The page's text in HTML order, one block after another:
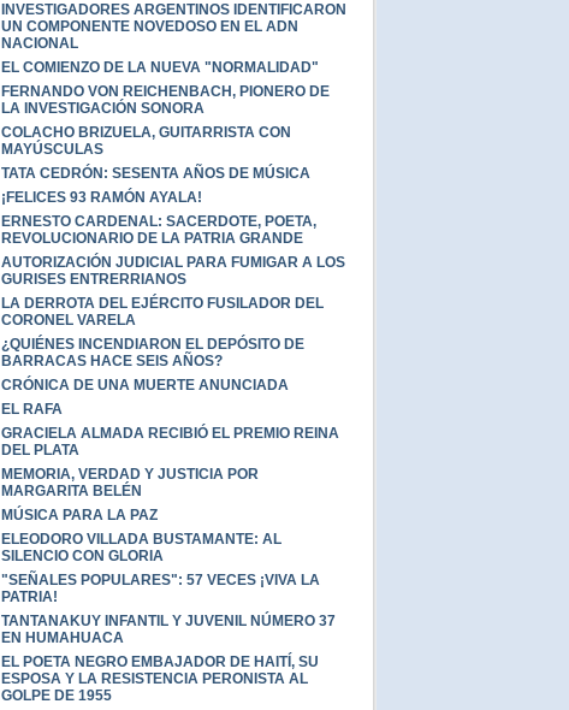
INVESTIGADORES ARGENTINOS IDENTIFICARON
UN COMPONENTE NOVEDOSO EN EL ADN
NACIONAL
EL COMIENZO DE LA NUEVA "NORMALIDAD"
FERNANDO VON REICHENBACH, PIONERO DE
LA INVESTIGACIÓN SONORA
COLACHO BRIZUELA, GUITARRISTA CON
MAYÚSCULAS
TATA CEDRÓN: SESENTA AÑOS DE MÚSICA
¡FELICES 93 RAMÓN AYALA!
ERNESTO CARDENAL: SACERDOTE, POETA,
REVOLUCIONARIO DE LA PATRIA GRANDE
AUTORIZACIÓN JUDICIAL PARA FUMIGAR A LOS
GURISES ENTRERRIANOS
LA DERROTA DEL EJÉRCITO FUSILADOR DEL
CORONEL VARELA
¿QUIÉNES INCENDIARON EL DEPÓSITO DE
BARRACAS HACE SEIS AÑOS?
CRÓNICA DE UNA MUERTE ANUNCIADA
EL RAFA
GRACIELA ALMADA RECIBIÓ EL PREMIO REINA
DEL PLATA
MEMORIA, VERDAD Y JUSTICIA POR
MARGARITA BELÉN
MÚSICA PARA LA PAZ
ELEODORO VILLADA BUSTAMANTE: AL
SILENCIO CON GLORIA
"SEÑALES POPULARES": 57 VECES ¡VIVA LA
PATRIA!
TANTANAKUY INFANTIL Y JUVENIL NÚMERO 37
EN HUMAHUACA
EL POETA NEGRO EMBAJADOR DE HAITÍ, SU
ESPOSA Y LA RESISTENCIA PERONISTA AL
GOLPE DE 1955